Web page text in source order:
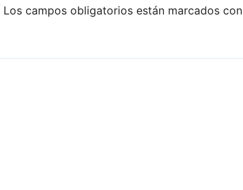
Los campos obligatorios están marcados con